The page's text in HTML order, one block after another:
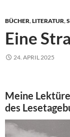
BÜCHER,LITERATUR,
Eine
24. APRIL 2025
Meine
des